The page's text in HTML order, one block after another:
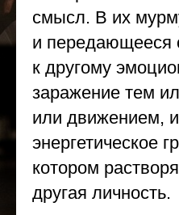
смысл. В их
и передающееся
к другому
заражение тем
или движением,
энергетическое
котором
другая личность.